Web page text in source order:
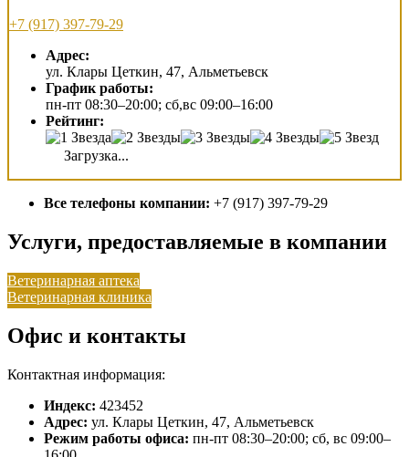
+7 (917) 397-79-29
Адрес:
ул. Клары Цеткин, 47, Альметьевск
График работы:
пн-пт 08:30–20:00; сб,вс 09:00–16:00
Рейтинг:
Загрузка...
Все телефоны компании: +7 (917) 397-79-29
Услуги, предоставляемые в компании
Ветеринарная аптека
Ветеринарная клиника
Офис и контакты
Контактная информация:
Индекс: 423452
Адрес: ул. Клары Цеткин, 47, Альметьевск
Режим работы офиса: пн-пт 08:30–20:00; сб, вс 09:00–